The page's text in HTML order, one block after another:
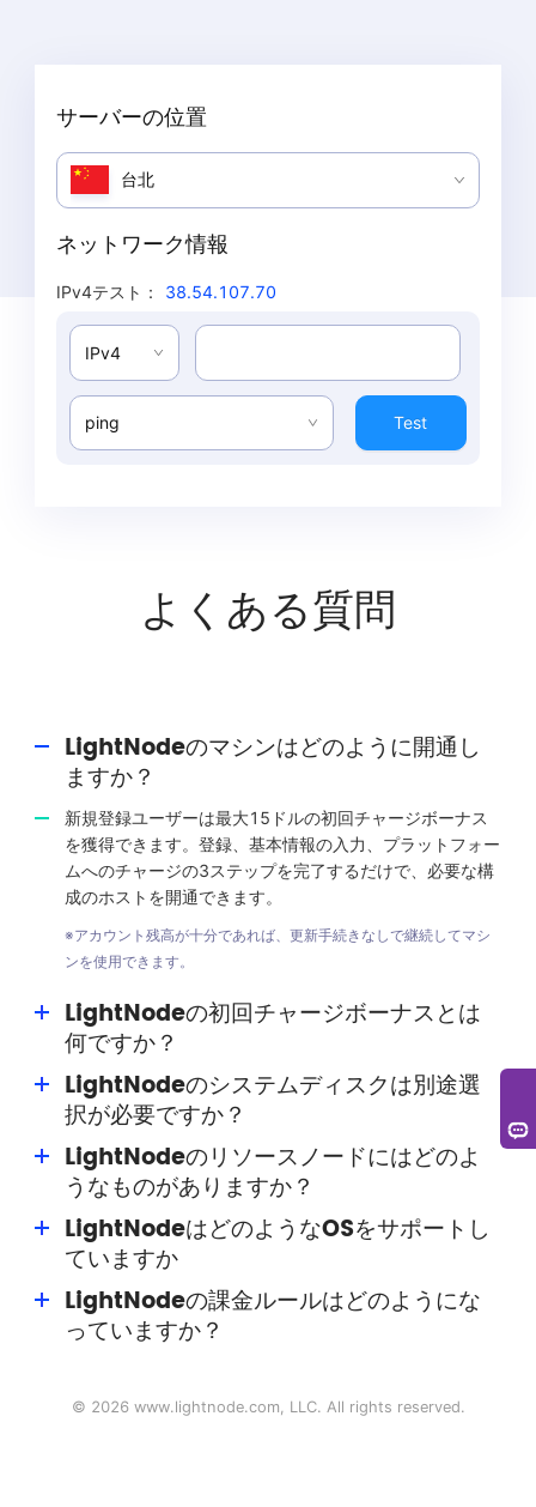
サーバーの位置
台北
ネットワーク情報
IPv4テスト ： 38.54.107.70
IPv4
ping Test
よくある質問
LightNodeのマシンはどのように開通し
ますか？
新規登録ユーザーは最大15ドルの初回チャージボーナス
を獲得できます。登録、基本情報の入力、プラットフォー
ムへのチャージの3ステップを完了するだけで、必要な構
成のホストを開通できます。
※アカウント残高が十分であれば、更新手続きなしで継続してマシ
ンを使用できます。
LightNodeの初回チャージボーナスとは
何ですか？
初回チャージボーナスはLightNodeがユーザーに提供する
特典です。最大15ドルのボーナス(期限なし)を獲得でき、
LightNodeのシステムディスクは別途選
択が必要ですか？
別途選択は不要です。LightNodeでは各VPSホストに
50GBのシステムディスクが標準装備されています。
LightNodeのリソースノードにはどのよ
うなものがありますか？
LightNodeのノードには、シリコンバレー、ワシントン、
フランクフルト、トルコ、サウジアラビア、UAE、タイ、
本などがあり、東南アジア地域に重点を置いています。
LightNodeはどのようなOSをサポートし
ていますか
システムイメージは複数バージョンのWindows、各種
Linuxシステム(CentOS、Ubuntu、Debianなど)をサポー
LightNodeの課金ルールはどのようにな
っていますか？
す。1時間単位で請求され(1時間未満は1時間として計
© 2026 www.lightnode.com, LLC. All rights reserved.